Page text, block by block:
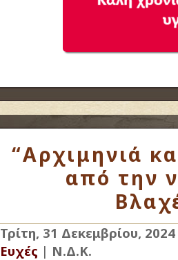
“Αρχιμηνιά
από την
Τρίτη, 31 Δεκεμβρίου, 2024
Ευχές | Ν.Δ.Κ.